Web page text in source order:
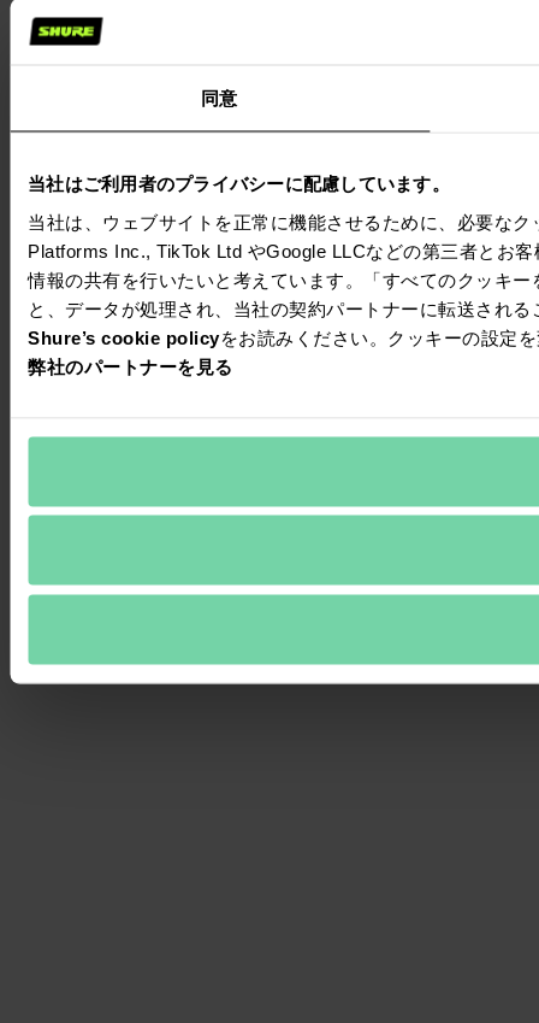
同意
当社はご利用者のプライバシーに配慮しています。
当社は、ウェブサイトを正常に機能させるために、必要な
Platforms Inc., TikTok Ltd やGoogle LLCなどの第三者とお
情報の共有を行いたいと考えています。「すべてのクッキ
と、データが処理され、当社の契約パートナーに転送され
Shure’s cookie policyをお読みください。クッキーの設定
弊社のパートナーを見る